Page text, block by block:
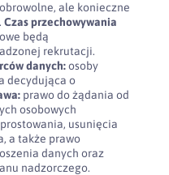
ale konieczne
Czas przechowywania
będą
rekrutacji.
danych:osoby
decydująca o
prawo do żądania od
osobowych
usunięcia
a także prawo
danych oraz
nadzorczego.